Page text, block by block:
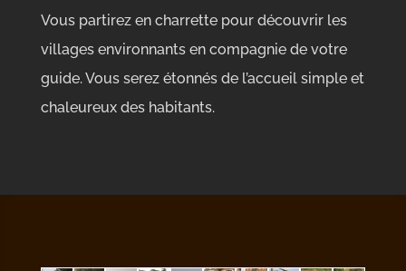
Vous partirez en charrette pour découvrir les
villages environnants en compagnie de votre
guide. Vous serez étonnés de l’accueil simple et
chaleureux des habitants.